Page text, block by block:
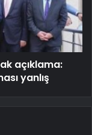
açıklama:
yanlış